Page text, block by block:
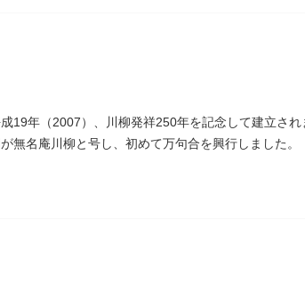
19年（2007）、川柳発祥250年を記念して建立さ
無名庵川柳と号し、初めて万句合を興行しました。